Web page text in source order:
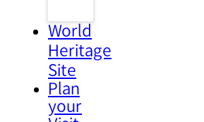
World
Heritage
Site
Plan
your